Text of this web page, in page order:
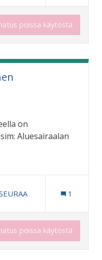
poissa käytöstä
on
Aluesairaalan
Puistot ja luonto
SEURAAJAA 1
poissa käytöstä